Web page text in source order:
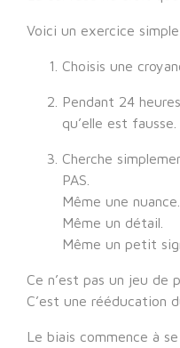
Voici un exercice
Choisis une
Pendant 24
qu’elle est fausse.
Cherche
PAS.
Même une nuance.
Même un détail.
Même un petit
Ce n’est pas un jeu de
C’est une rééducation
Le biais commence à